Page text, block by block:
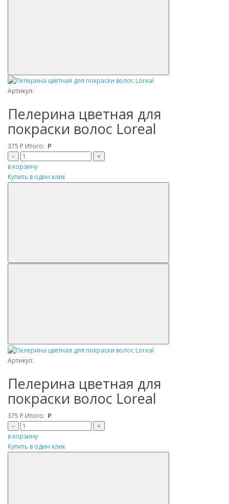
Артикул:
Пелерина цветная для
покраски волос Loreal
375 Р Итого: Р
–
+
в корзину
Купить в один клик
Артикул:
Пелерина цветная для
покраски волос Loreal
375 Р Итого: Р
–
+
в корзину
Купить в один клик